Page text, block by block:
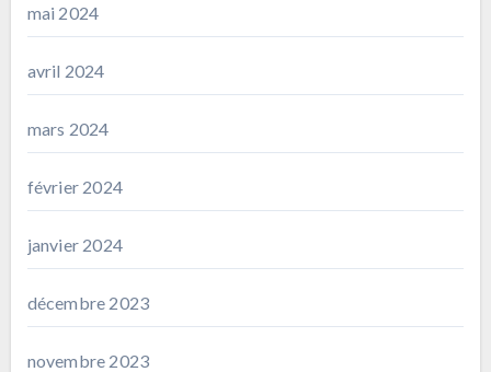
mai 2024
avril 2024
mars 2024
février 2024
janvier 2024
décembre 2023
novembre 2023